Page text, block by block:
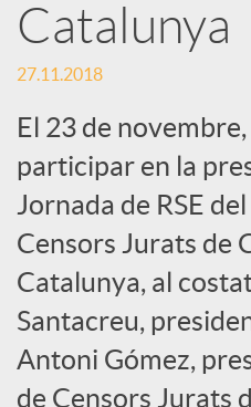
a
d
o
r
d
Catalunya
27.11.2018
El 23 de
participar en la
Jornada de RSE
Censors Jurats de
Catalunya, al
Santacreu,
Antoni Gómez,
de Censors Jurats